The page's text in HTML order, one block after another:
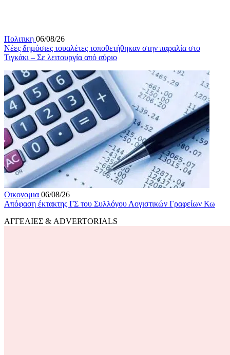
Πολιτικη 06/08/26
Νέες δημόσιες τουαλέτες τοποθετήθηκαν στην παραλία στο
Τιγκάκι – Σε λειτουργία από αύριο
Οικονομια 06/08/26
Απόφαση έκτακτης ΓΣ του Συλλόγου Λογιστικών Γραφείων Κω
ΑΓΓΕΛΙΕΣ & ADVERTORIALS